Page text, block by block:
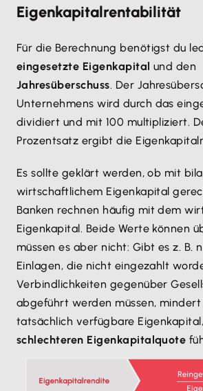
Eigenkapitalrentabilität
Für die Berechnung benötigst du
eingesetzte Eigenkapital und den
Jahresüberschuss. Der
Unternehmens wird durch das
dividiert und mit 100 multipliziert.
Prozentsatz ergibt die
Es sollte geklärt werden, ob mit
wirtschaftlichem Eigenkapital
Banken rechnen häufig mit dem
Eigenkapital. Beide Werte können
müssen es aber nicht: Gibt es z. B.
Einlagen, die nicht eingezahlt
Verbindlichkeiten gegenüber
abgeführt werden müssen, mindert
tatsächlich verfügbare
schlechteren Eigenkapitalquote